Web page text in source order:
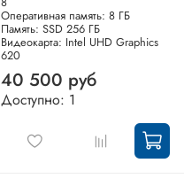
Оперативная память: 8 ГБ
Память: SSD 256 ГБ
Видеокарта: Intel UHD Graphics
620
40 500 руб
Доступно: 1